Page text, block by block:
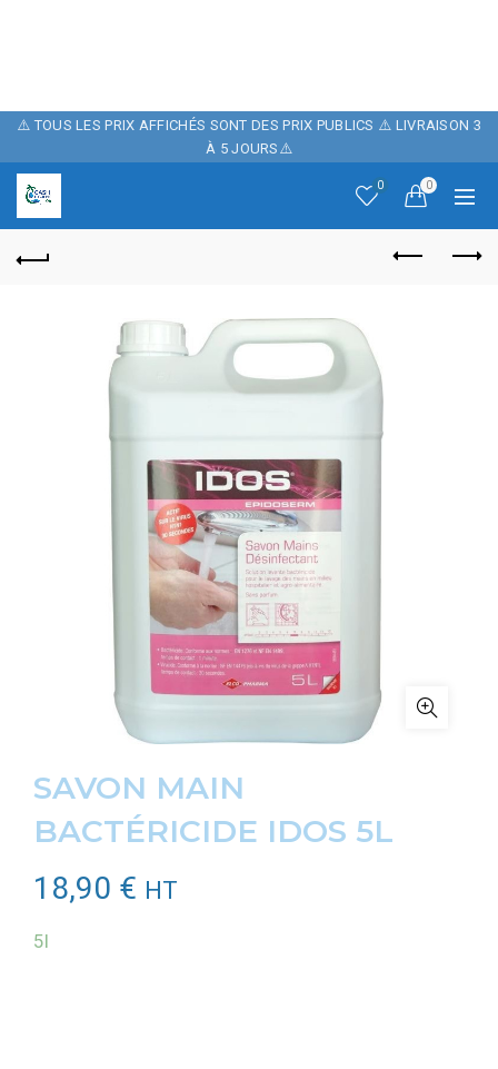
⚠️ TOUS LES PRIX AFFICHÉS SONT DES PRIX PUBLICS ⚠️ LIVRAISON 3
À 5 JOURS⚠️
0 0
SAVON MAIN
BACTÉRICIDE IDOS 5L
18,90 € HT
5l
10% DE REMISE
SUR NOTRE SITE
AVEC LE CODE
PROMO: CASH06